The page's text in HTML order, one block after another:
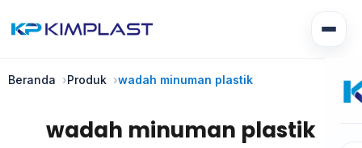
Beranda Produk wadah minuman plastik
wadah minuman plastik
Produk
×